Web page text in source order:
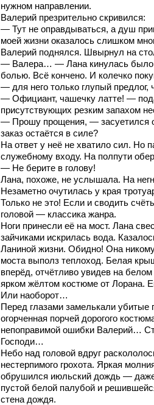
нужном направлении.
Валерий презрительно скривился:
— Тут не оправдываться, а душ
моей жизни оказалось слишком
Валерий поднялся. Швырнул на
— Валера… — Лана кинулась было
болью. Всё кончено. И колечко
— для него только глупый предлог,
— Официант, чашечку латте! —
присутствующих резким запахом
— Прошу прощения, — засуетился
заказ остаётся в силе?
На ответ у неё не хватило сил. Но
служебному входу. На полпути
— Не берите в голову!
Лана, похоже, не услышала. На
Незаметно очутилась у края
Только не это! Если и сводить
головой — классика жанра.
Ноги принесли её на мост. Лана
зайчиками искрилась вода.
Ланиной жизни. Обидно! Она
моста выполз теплоход. Белая
вперёд, отчётливо увидев на
ярком жёлтом костюме от Лорана.
Или наоборот…
Перед глазами замелькали убитые
огорченная порчей дорогого
непоправимой ошибки Валерий…
Господи…
Небо над головой вдруг
нестерпимого грохота. Яркая
обрушился июльский дождь —
пустой белой палубой и
стена дождя.